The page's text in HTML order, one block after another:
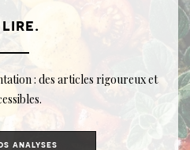
lire.
: des articles rigoureux et
analyses